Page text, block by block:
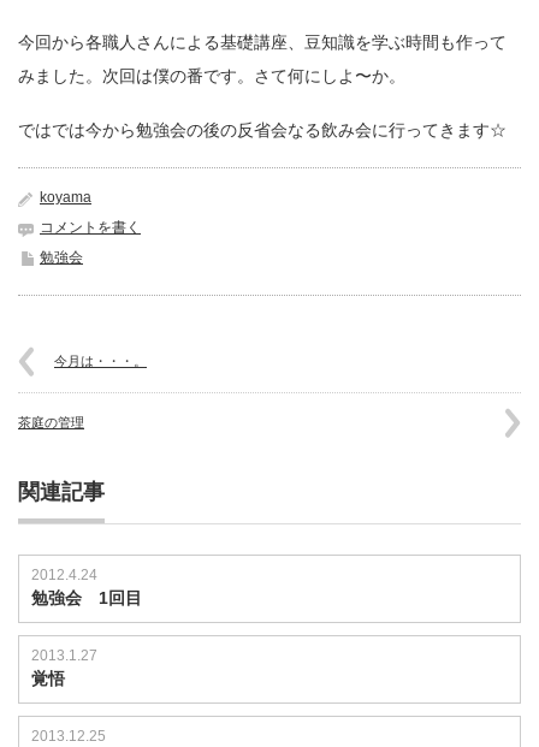
今回から各職人さんによる基礎講座、豆知識を学ぶ時間も作って
みました。次回は僕の番です。さて何にしよ〜か。
ではでは今から勉強会の後の反省会なる飲み会に行ってきます☆
koyama
コメントを書く
勉強会
今月は・・・。
茶庭の管理
関連記事
2012.4.24
勉強会 1回目
2013.1.27
覚悟
2013.12.25